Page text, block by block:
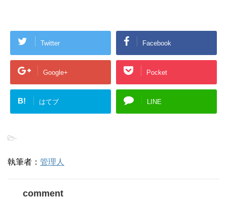
Twitter Facebook
Google+ Pocket
B! はてブ LINE
-
執筆者： 管理人
comment